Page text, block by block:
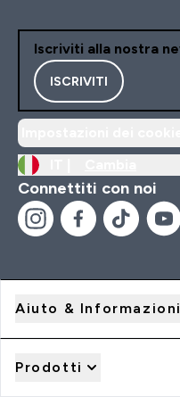
Iscriviti alla nostra
ISCRIVITI
Connettiti con noi
Aiuto & Informazioni
Prodotti